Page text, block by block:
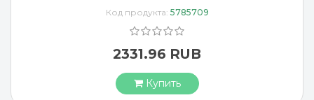
Код продукта: 5785709
2331.96 RUB
Купить